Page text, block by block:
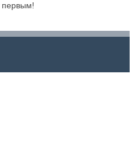
первым!